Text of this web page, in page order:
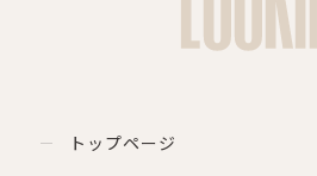
トップページ